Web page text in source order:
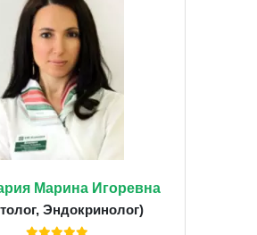
Марина Игоревна
Эндокринолог)